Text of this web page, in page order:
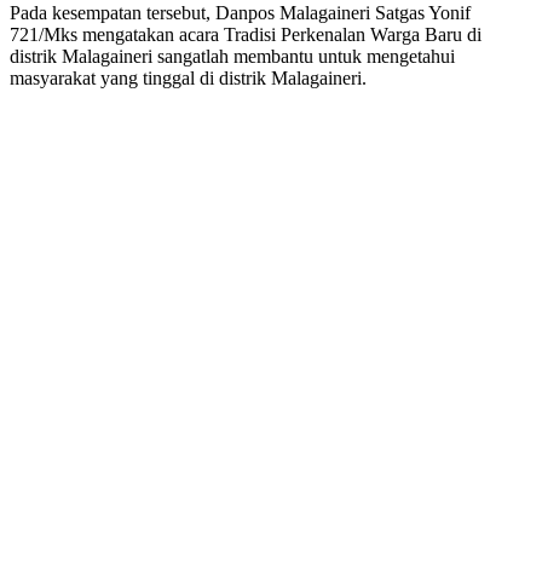
Pada kesempatan tersebut, Danpos Malagaineri Satgas Yonif
721/Mks mengatakan acara Tradisi Perkenalan Warga Baru di
distrik Malagaineri sangatlah membantu untuk mengetahui
masyarakat yang tinggal di distrik Malagaineri.